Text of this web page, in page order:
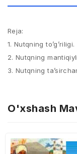
Reja:
1. Nutqning to’g’riligi.
2. Nutqning
3. Nutqning
O'xshash